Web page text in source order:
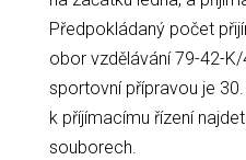
Předpokládaný počet
obor vzdělávání 79-42-
sportovní přípravou je
k příjímacímu řízení
souborech.